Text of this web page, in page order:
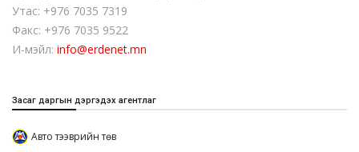
Утас: +976 7035 7319
Факс: +976 7035 9522
И-мэйл: info@erdenet.mn
Засаг даргын дэргэдэх агентлаг
Авто тээврийн төв